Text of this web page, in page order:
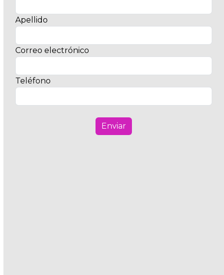
Apellido
Correo electrónico
Teléfono
Enviar